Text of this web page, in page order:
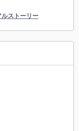
ストーリー